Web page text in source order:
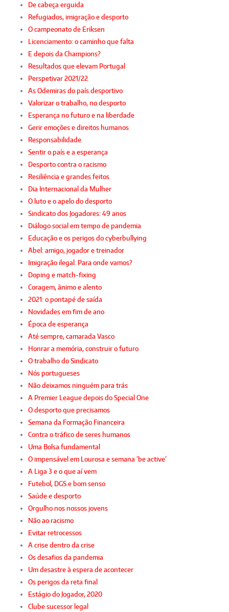
De cabeça erguida
Refugiados, imigração e desporto
O campeonato de Eriksen
Licenciamento: o caminho que falta
E depois da Champions?
Resultados que elevam Portugal
Perspetivar 2021/22
As Odemiras do país desportivo
Valorizar o trabalho, no desporto
Esperança no futuro e na liberdade
Gerir emoções e direitos humanos
Responsabilidade
Sentir o país e a esperança
Desporto contra o racismo
Resiliência e grandes feitos
Dia Internacional da Mulher
O luto e o apelo do desporto
Sindicato dos Jogadores: 49 anos
Diálogo social em tempo de pandemia
Educação e os perigos do cyberbullying
Abel: amigo, jogador e treinador
Imigração ilegal. Para onde vamos?
Doping e match-fixing
Coragem, ânimo e alento
2021: o pontapé de saída
Novidades em fim de ano
Época de esperança
Até sempre, camarada Vasco
Honrar a memória, construir o futuro
O trabalho do Sindicato
Nós portugueses
Não deixamos ninguém para trás
A Premier League depois do Special One
O desporto que precisamos
Semana da Formação Financeira
Contra o tráfico de seres humanos
Uma Bolsa fundamental
O impensável em Lourosa e semana ‘be active’
A Liga 3 e o que aí vem
Futebol, DGS e bom senso
Saúde e desporto
Orgulho nos nossos jovens
Não ao racismo
Evitar retrocessos
A crise dentro da crise
Os desafios da pandemia
Um desastre à espera de acontecer
Os perigos da reta final
Estágio do Jogador, 2020
Clube sucessor legal